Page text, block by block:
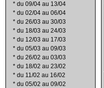
* du 09/04 au 13/04
* du 02/04 au 06/04
* du 26/03 au 30/03
* du 18/03 au 24/03
* du 12/03 au 17/03
* du 05/03 au 09/03
* du 26/02 au 03/03
* du 18/02 au 23/02
* du 11/02 au 16/02
* du 05/02 au 09/02